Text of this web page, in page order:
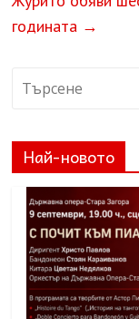
годината →
Най-новото